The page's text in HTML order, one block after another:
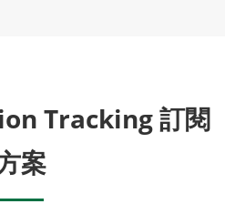
Tracking 訂閱
案